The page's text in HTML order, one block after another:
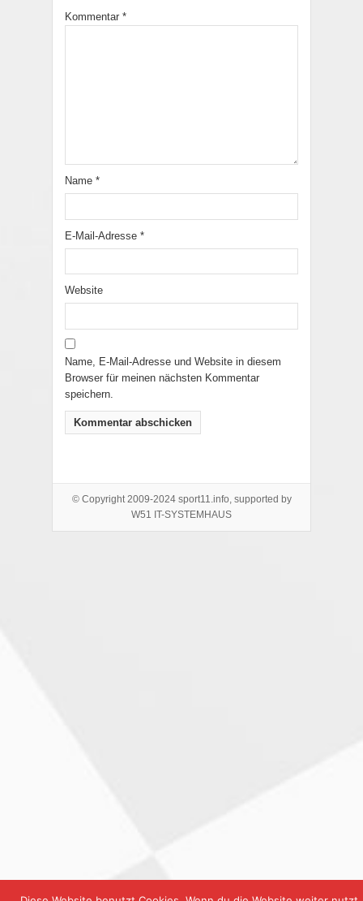
Kommentar *
Name *
E-Mail-Adresse *
Website
Name, E-Mail-Adresse und Website in diesem
Browser für meinen nächsten Kommentar
speichern.
© Copyright 2009-2024 sport11.info, supported by
W51 IT-SYSTEMHAUS